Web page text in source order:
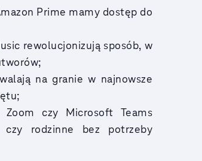
Prime mamy dostęp do
rewolucjonizują sposób, w
na granie w najnowsze
Zoom czy Microsoft Teams
czy rodzinne bez potrzeby